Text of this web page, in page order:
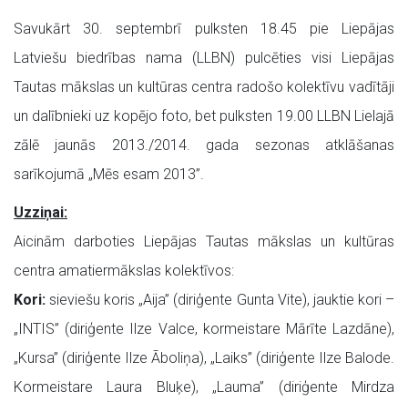
Savukārt 30. septembrī pulksten 18.45 pie Liepājas
Latviešu biedrības nama (LLBN) pulcēties visi Liepājas
Tautas mākslas un kultūras centra radošo kolektīvu vadītāji
un dalībnieki uz kopējo foto, bet pulksten 19.00 LLBN Lielajā
zālē jaunās 2013./2014. gada sezonas atklāšanas
sarīkojumā „Mēs esam 2013”.
Uzziņai:
Aicinām darboties Liepājas Tautas mākslas un kultūras
centra amatiermākslas kolektīvos:
Kori: sieviešu koris „Aija” (diriģente Gunta Vite), jauktie kori –
„INTIS” (diriģente Ilze Valce, kormeistare Mārīte Lazdāne),
„Kursa” (diriģente Ilze Āboliņa), „Laiks” (diriģente Ilze Balode.
Kormeistare Laura Bluķe), „Lauma” (diriģente Mirdza